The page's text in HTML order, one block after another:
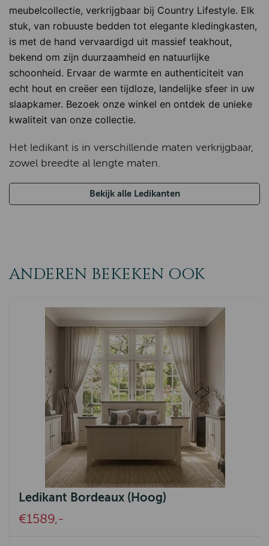
meubelcollectie, verkrijgbaar bij Country Lifestyle. Elk
stuk, van robuuste bedden tot elegante kledingkasten,
is met de hand vervaardigd uit massief teakhout,
bekend om zijn duurzaamheid en natuurlijke
schoonheid. Ervaar de warmte en authenticiteit van
echt hout en creëer een tijdloze, landelijke sfeer in uw
slaapkamer. Bezoek onze winkel en ontdek de unieke
kwaliteit van onze collectie.
Het ledikant is in verschillende maten verkrijgbaar,
zowel breedte al lengte maten.
Bekijk alle Ledikanten
ANDEREN BEKEKEN OOK
Ledikant Bordeaux (Hoog)
€1589,-